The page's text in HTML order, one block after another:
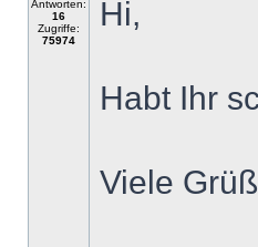
Antworten:
16
Zugriffe:
75974
Hi,
Habt Ihr
Viele